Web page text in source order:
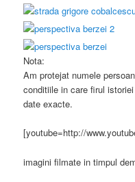
Nota:
Am protejat numele
conditiile in care firul
date exacte.
[youtube=http://
imagini filmate in timpul